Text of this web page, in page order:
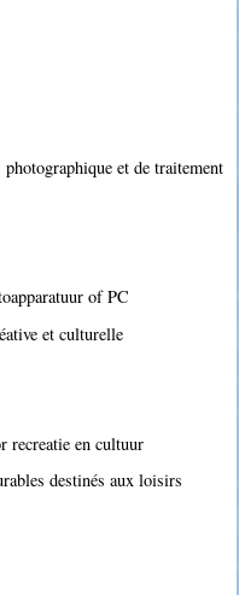
et de traitement
of PC
et culturelle
recreatie en cultuur
destinés aux loisirs